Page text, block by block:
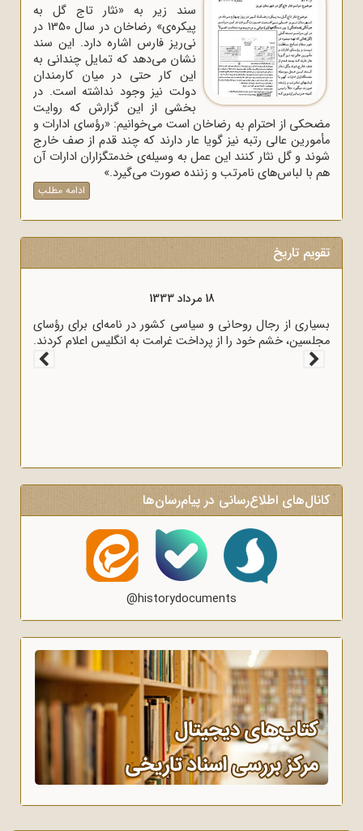
سند زیر به «نثار تاج گل به
پیکره‌ی» رضاخان در سال 1350 در
نی‌ریز فارس اشاره دارد. این سند
نشان می‌دهد که تمایل چندانی به
این کار حتی در میان کارمندان
دولت نیز وجود نداشته است. در
بخشی از این گزارش که روایت
مضحکی از احترام به رضاخان است می‌خوانیم: «رؤسای ادارات و
مأمورین عالی رتبه نیز گویا عار دارند که چند قدم از صف خارج
شوند و گل نثار کنند این عمل به وسیله‌ی خدمتگزاران ادارات آن
هم با لباس‌های نامرتب و زننده صورت می‌گیرد.»
ادامه مطلب
تقویم تاریخ
18 مرداد 1333
بسیاری از رجال روحانی و سیاسی کشور در نامه‌ای برای رؤسای
مجلسین، خشم خود را از پرداخت غرامت به انگلیس اعلام کردند.
کانال‌های اطلاع‌رسانی در پیام‌رسان‌ها
@historydocuments